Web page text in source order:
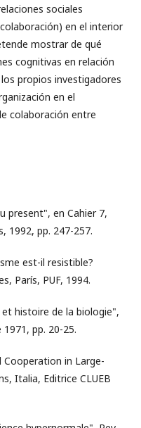
sociales
en el interior
mostrar de qué
cognitivas en relación
propios investigadores
en el
colaboración entre
present", en Cahier 7,
1992, pp. 247-257.
est-il resistible?
París, PUF, 1994.
histoire de la biologie",
pp. 20-25.
Cooperation in Large-
Italia, Editrice CLUEB